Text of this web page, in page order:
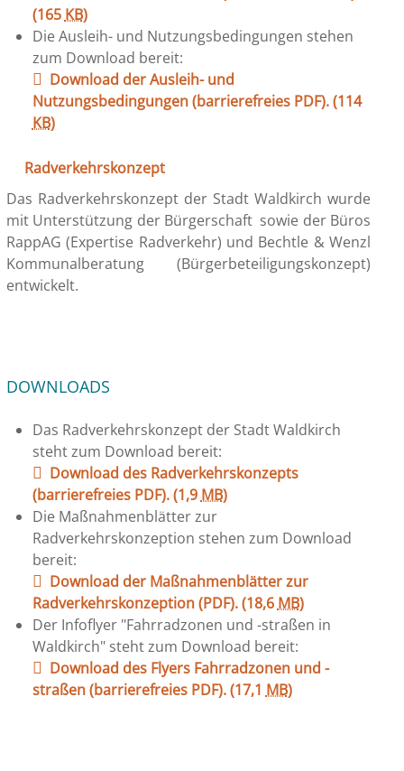
(165 KB)
Die Ausleih- und Nutzungsbedingungen stehen
zum Download bereit:
Download der Ausleih- und
Nutzungsbedingungen (barrierefreies PDF).(114
KB)
Radverkehrskonzept
Das Radverkehrskonzept der Stadt Waldkirch wurde
mit Unterstützung der Bürgerschaft sowie der Büros
RappAG (Expertise Radverkehr) und Bechtle & Wenzl
Kommunalberatung (Bürgerbeteiligungskonzept)
entwickelt.
DOWNLOADS
Das Radverkehrskonzept der Stadt Waldkirch
steht zum Download bereit:
Download des Radverkehrskonzepts
(barrierefreies PDF).(1,9 MB)
Die Maßnahmenblätter zur
Radverkehrskonzeption stehen zum Download
bereit:
Download der Maßnahmenblätter zur
Radverkehrskonzeption (PDF).(18,6 MB)
Der Infoflyer "Fahrradzonen und -straßen in
Waldkirch" steht zum Download bereit:
Download des Flyers Fahrradzonen und -
straßen (barrierefreies PDF).(17,1 MB)